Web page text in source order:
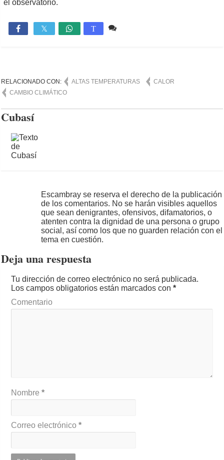
el observatorio.
 T
RELACIONADO CON: ALTAS TEMPERATURAS
CALOR
CAMBIO CLIMÁTICO
Cubasí
Escambray se reserva el derecho de la publicación
de los comentarios. No se harán visibles aquellos
que sean denigrantes, ofensivos, difamatorios, o
atenten contra la dignidad de una persona o grupo
social, así como los que no guarden relación con el
tema en cuestión.
Deja una respuesta
Tu dirección de correo electrónico no será publicada.
Los campos obligatorios están marcados con*
Comentario
Nombre*
Correo electrónico*